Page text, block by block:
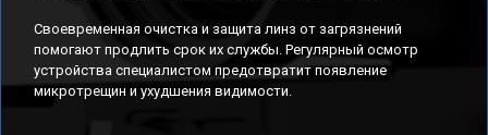
Своевременная очистка и защита линз от загрязнений
помогают продлить срок их службы. Регулярный осмотр
устройства специалистом предотвратит появление
микротрещин и ухудшения видимости.